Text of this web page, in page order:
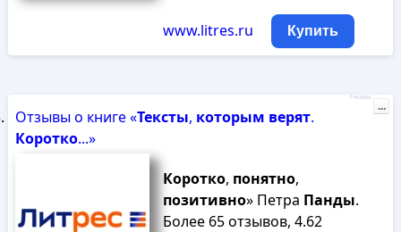
www.litres.ru Купить
Отзывы о книге «Тексты, которым верят.
Коротко...»
Коротко, понятно,
позитивно» Петра Панды.
Более 65 отзывов, 4.62
Реклама
...